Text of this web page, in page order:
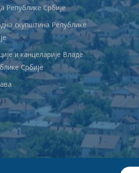
Републике Србије
скупштина Републике
и канцеларије Владе
Србије